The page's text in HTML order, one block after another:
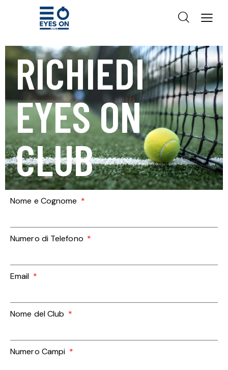
RICHIEDI
EYES ON
CLUB
Nome e Cognome
Numero di Telefono
Email
Nome del Club
Numero Campi